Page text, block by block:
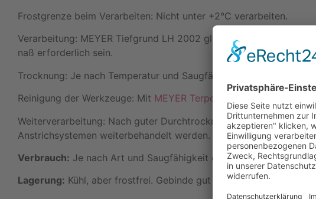
Frostgrenze beim Verarbeiten: Nicht unter +2°C verarbeiten.
Verarbeitung: MEYER Tiefgrund LH 2002 gleichmäßig und satt
naß erforderlich sein.
Trocknung: Je nach Temperatur und Saugfähigkeit des
Reinigung der Werkzeuge: Mit MEYER Terpentinersatz
Weiterverarbeitung: Nach guter Durchtrocknung können die
Anstrichsystemen weiterbehandelt werden.
Verbrauch: Je nach Art und Saugfähigkeit des Untergrundes
Lagerung: Kühl, aber frostfrei. Gebinde gut verschließen